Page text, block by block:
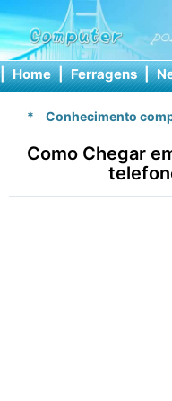
| Home | Ferragens |
* Conhecimento
Como Chegar